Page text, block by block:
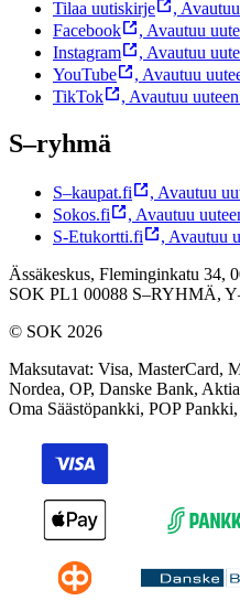
Tilaa uutiskirje ,
Facebook
, Avautuu
Instagram
, Avautuu
YouTube
, Avautuu
TikTok
, Avautuu
S–ryhmä
S–kaupat.fi , Avautuu
Sokos.fi
, Avautuu
S-Etukortti.fi
, Avautuu
Ässäkeskus, Fleminginkatu 34,
SOK PL1 00088 S–RYHMÄ,
© SOK 2026
Maksutavat: Visa, MasterCard,
Nordea, OP, Danske Bank,
Oma Säästöpankki, POP